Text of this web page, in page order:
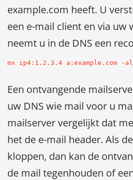
example.com heeft. U
een e-mail client en via uw
neemt u in de DNS een
mx ip4:1.2.3.4 a:example.com -
Een ontvangende
uw DNS wie mail voor u
mailserver vergelijkt dat
het de e-mail header. Als
kloppen, dan kan de
de mail tegenhouden of